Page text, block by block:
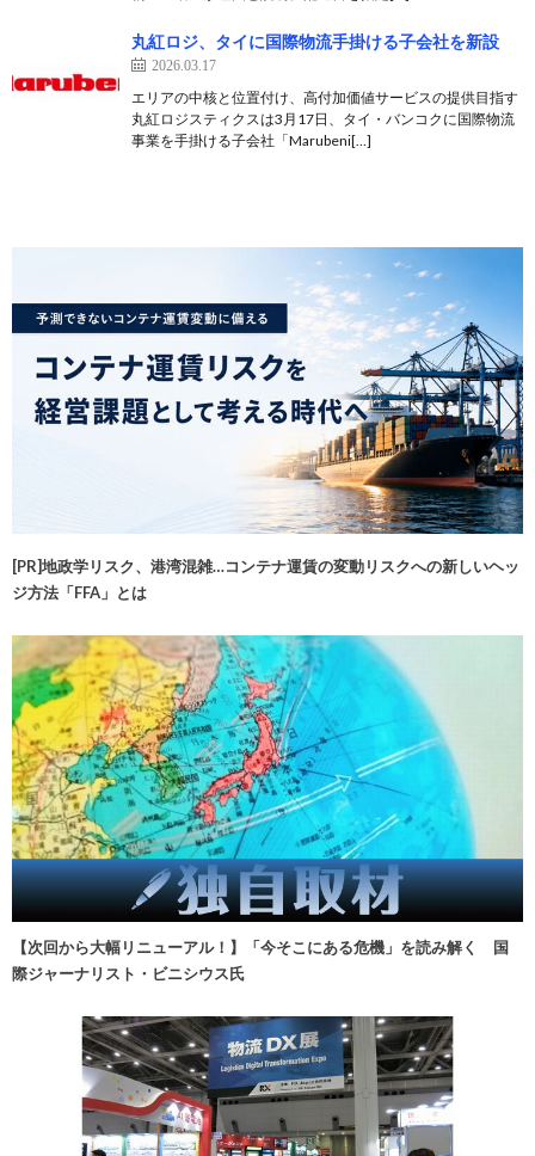
丸紅ロジ、タイに国際物流手掛ける子会社を新設
2026.03.17
エリアの中核と位置付け、高付加価値サービスの提供目指す
丸紅ロジスティクスは3月17日、タイ・バンコクに国際物流
事業を手掛ける子会社「Marubeni[…]
[PR]地政学リスク、港湾混雑…コンテナ運賃の変動リスクへの新しいヘッ
ジ方法「FFA」とは
【次回から大幅リニューアル！】「今そこにある危機」を読み解く 国
際ジャーナリスト・ビニシウス氏